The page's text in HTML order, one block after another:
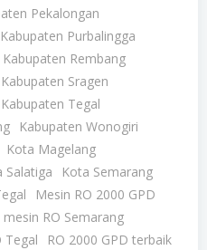
Pekalongan
Kabupaten Purbalingga
Kabupaten Rembang
Kabupaten Sragen
Kabupaten Tegal
Kabupaten Wonogiri
Kota Magelang
Salatiga
Kota Semarang
Mesin RO 2000 GPD
mesin RO Semarang
Tegal
RO 2000 GPD terbaik